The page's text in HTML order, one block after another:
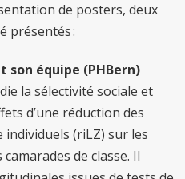
de posters, deux
présentés :
son équipe (PHBern)
la sélectivité sociale et
d’une réduction des
(riLZ) sur les
de classe. Il